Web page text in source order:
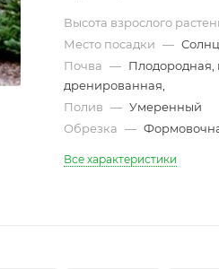
Высота взрослого
Место посадки —
Почва —
дренированная,
Полив — Умеренный
Обрезка —
Все характеристики